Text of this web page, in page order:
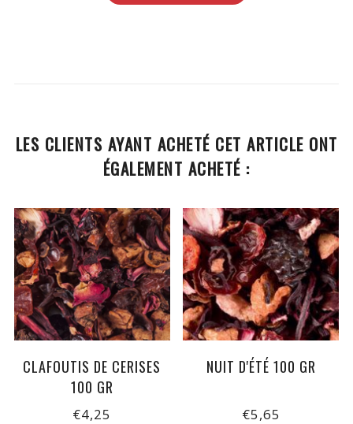
LES CLIENTS AYANT ACHETÉ CET ARTICLE ONT
ÉGALEMENT ACHETÉ :
CLAFOUTIS DE CERISES
100 GR
€4,25
NUIT D'ÉTÉ 100 GR
€5,65